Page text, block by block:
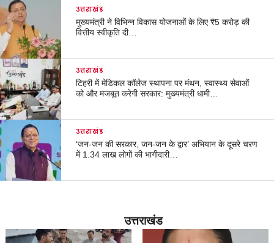
उत्तराखंड
मुख्यमंत्री ने विभिन्न विकास योजनाओं के लिए ₹5 करोड़ की
वित्तीय स्वीकृति दी…
उत्तराखंड
टिहरी में मेडिकल कॉलेज स्थापना पर मंथन, स्वास्थ्य सेवाओं
को और मजबूत करेगी सरकार: मुख्यमंत्री धामी…
उत्तराखंड
‘जन-जन की सरकार, जन-जन के द्वार’ अभियान के दूसरे चरण
में 1.34 लाख लोगों की भागीदारी…
उत्तराखंड